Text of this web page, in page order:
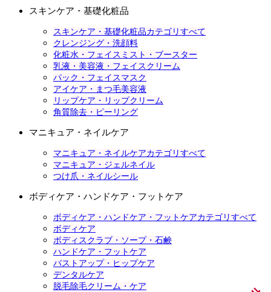
スキンケア・基礎化粧品
スキンケア・基礎化粧品カテゴリすべて
クレンジング・洗顔料
化粧水・フェイスミスト・ブースター
乳液・美容液・フェイスクリーム
パック・フェイスマスク
アイケア・まつ毛美容液
リップケア・リップクリーム
角質除去・ピーリング
マニキュア・ネイルケア
マニキュア・ネイルケアカテゴリすべて
マニキュア・ジェルネイル
つけ爪・ネイルシール
ボディケア・ハンドケア・フットケア
ボディケア・ハンドケア・フットケアカテゴリすべて
ボディケア
ボディスクラブ・ソープ・石鹸
ハンドケア・フットケア
バストアップ・ヒップケア
デンタルケア
脱毛除毛クリーム・ケア